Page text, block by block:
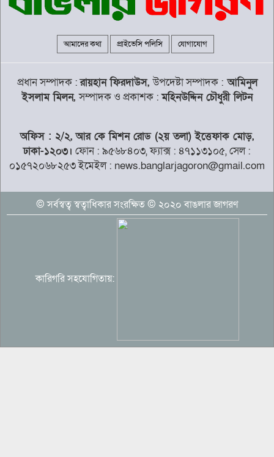
উজিরপুরের সাতলায় অর্ধশত পরিবারের
একমাত্র কাঁচা সড়কের বেহাল দশা
কুলাউড়ায় চা শ্রমিকদের কর্মবিরতি
বিদায়ী বছরে বোয়েসেল’র রেকর্ড, জনশক্তি
রপ্তানি ১৯১৯৭
মেসিকে হত্যার ছক, বেরিয়ে এলো ভয়াবহ
তথ্য
আমাদের কথা প্রাইভেসি পলিসি যোগাযোগ
প্রধান সম্পাদক :রায়হান ফিরদাউস,উপদেষ্টা সম্পাদক : আমিনুল
ইসলাম মিলন,সম্পাদক ও প্রকাশক :মহিনউদ্দিন চৌধুরী লিটন
অফিস : ২/২, আর কে মিশন রোড (২য় তলা) ইত্তেফাক মোড়,
ঢাকা-১২০৩। ফোন : ৯৫৬৮৪০৩, ফ্যাক্স : ৪৭১১৩১০৫, সেল :
০১৫৭২০৬৮২৫৩ ইমেইল : news.banglarjagoron@gmail.com
© সর্বস্বত্ব স্বত্বাধিকার সংরক্ষিত © ২০২০ বাঙলার জাগরণ
কারিগরি সহযোগিতায়: